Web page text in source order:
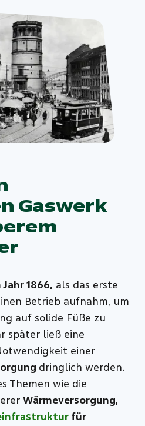
Gaswerk
1866, als das erste
Betrieb aufnahm, um
auf solide Füße zu
später ließ eine
einer
dringlich werden.
Themen wie die
Wärmeversorgung,
für